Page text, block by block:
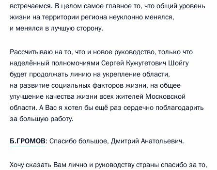
встречаемся. В целом самое главное то, что общий уровень
жизни на территории региона неуклонно менялся,
и менялся в лучшую сторону.
Рассчитываю на то, что и новое руководство, только что
наделённый полномочиями Сергей Кужугетович Шойгу
будет продолжать линию на укрепление области,
на развитие социальных факторов жизни, на общее
улучшение качества жизни всех жителей Московской
области. А Вас я хотел бы ещё раз сердечно поблагодарить
за большую работу.
Б.ГРОМОВ: Спасибо большое, Дмитрий Анатольевич.
Хочу сказать Вам лично и руководству страны спасибо за то,